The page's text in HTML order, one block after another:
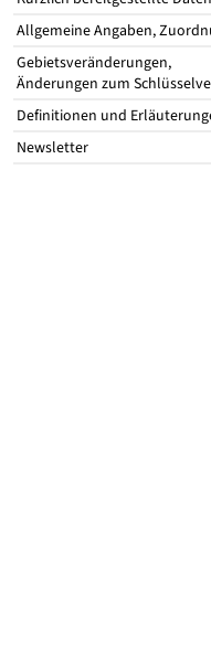
Allgemeine Angaben,
Gebietsveränderungen,
Änderungen zum
Definitionen und
Newsletter